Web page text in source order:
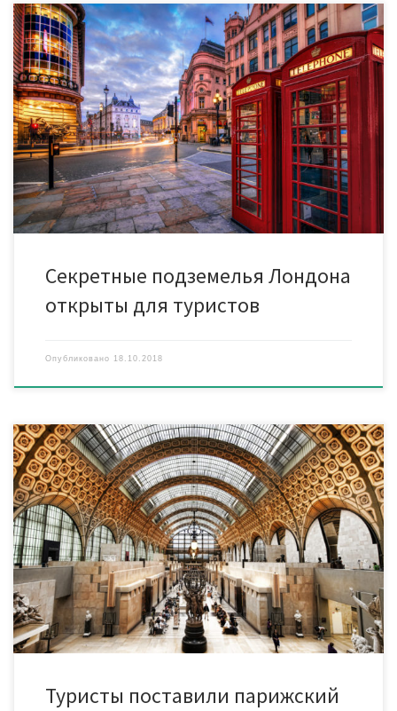
Заброшенные станции метро Лондона будут открыты для
посещения В течение 155-летней истории лондонского метро
заброшенных станций накопилось много, отмечает издание. И
хотя большинство из них были разрушены, под землей
остаются еще около 40 нетронутых властями и природой
станций. По соображениям безопасности посещать их, как
правило, строго запрещено, но иногда появляются […]
Секретные подземелья Лондона
открыты для туристов
Опубликовано 18.10.2018
Читатели популярного сайта путешествий TripAdvisor назвали
Музей Орсе в Париже лучшим в мире. Об этом пишет DailyMail.
Ежегодно на основе отзывов туристов составляется топ-25
музеев в мире. В 2018 году на его вершине оказался
парижский Музей Орсе. Это учреждение располагается в
здании бывшего железнодорожного вокзала. В музейной
коллекции состоит внушительное собрание […]
Туристы поставили парижский